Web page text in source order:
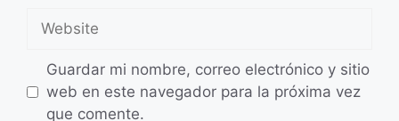
Guardar mi nombre, correo electrónico y sitio
web en este navegador para la próxima vez
que comente.